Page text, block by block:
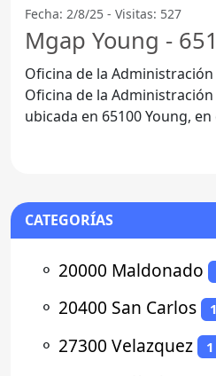
Fecha: 2/8/25 - Visitas: 527
Mgap Young -
Oficina de la Administración
Oficina de la
ubicada en 65100 Young,
CATEGORÍAS
⚬ 20000 Maldonado
⚬ 20400 San Carlos 1
⚬ 27300 Velazquez 1